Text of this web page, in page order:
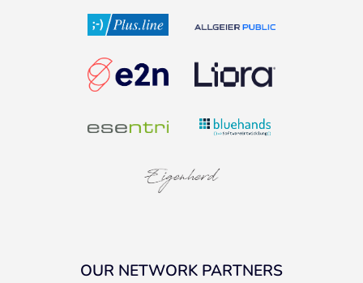
OUR NETWORK PARTNERS